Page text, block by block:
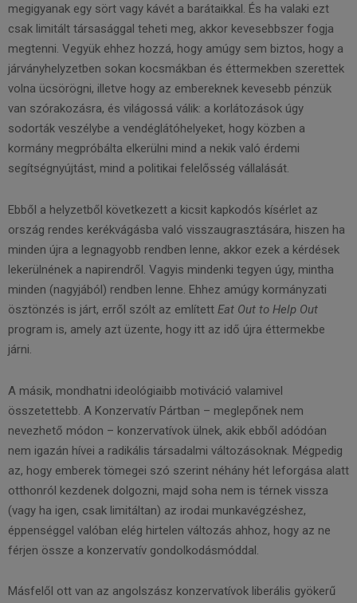
megigyanak egy sört vagy kávét a barátaikkal. És ha valaki ezt
csak limitált társasággal teheti meg, akkor kevesebbszer fogja
megtenni. Vegyük ehhez hozzá, hogy amúgy sem biztos, hogy a
járványhelyzetben sokan kocsmákban és éttermekben szerettek
volna ücsörögni, illetve hogy az embereknek kevesebb pénzük
van szórakozásra, és világossá válik: a korlátozások úgy
sodorták veszélybe a vendéglátóhelyeket, hogy közben a
kormány megpróbálta elkerülni mind a nekik való érdemi
segítségnyújtást, mind a politikai felelősség vállalását.
Ebből a helyzetből következett a kicsit kapkodós kísérlet az
ország rendes kerékvágásba való visszaugrasztására, hiszen ha
minden újra a legnagyobb rendben lenne, akkor ezek a kérdések
lekerülnének a napirendről. Vagyis mindenki tegyen úgy, mintha
minden (nagyjából) rendben lenne. Ehhez amúgy kormányzati
ösztönzés is járt, erről szólt az említett Eat Out to Help Out
program is, amely azt üzente, hogy itt az idő újra éttermekbe
járni.
A másik, mondhatni ideológiaibb motiváció valamivel
összetettebb. A Konzervatív Pártban – meglepőnek nem
nevezhető módon – konzervatívok ülnek, akik ebből adódóan
nem igazán hívei a radikális társadalmi változásoknak. Mégpedig
az, hogy emberek tömegei szó szerint néhány hét leforgása alatt
otthonról kezdenek dolgozni, majd soha nem is térnek vissza
(vagy ha igen, csak limitáltan) az irodai munkavégzéshez,
éppenséggel valóban elég hirtelen változás ahhoz, hogy az ne
férjen össze a konzervatív gondolkodásmóddal.
Másfelől ott van az angolszász konzervatívok liberális gyökerű